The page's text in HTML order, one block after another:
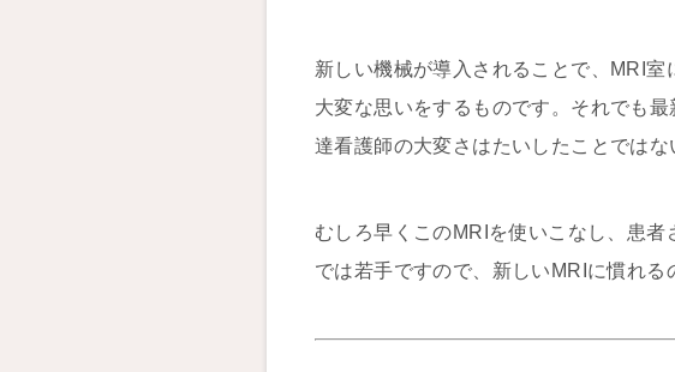
新しい機械が導入されることで、MRI室
大変な思いをするものです。それでも
達看護師の大変さはたいしたことではな
むしろ早くこのMRIを使いこなし、患
では若手ですので、新しいMRIに慣れる